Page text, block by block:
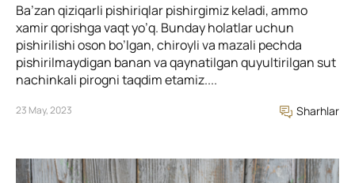
Ba’zan qiziqarli pishiriqlar pishirgimiz keladi, ammo
xamir qorishga vaqt yo’q. Bunday holatlar uchun
pishirilishi oson bo’lgan, chiroyli va mazali pechda
pishirilmaydigan banan va qaynatilgan quyultirilgan sut
nachinkali pirogni taqdim etamiz....
23 May, 2023 Sharhlar